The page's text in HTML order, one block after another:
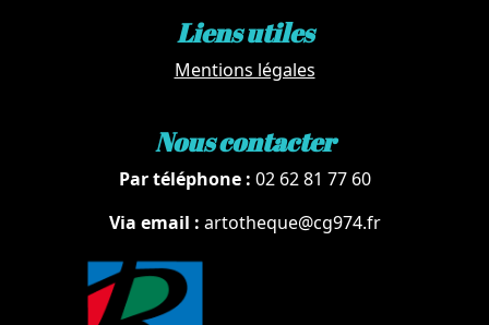
Liens utiles
Mentions légales
Nous contacter
Par téléphone : 02 62 81 77 60
Via email : artotheque@cg974.fr